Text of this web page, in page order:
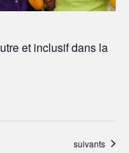
et inclusif dans la
Événements
suivants